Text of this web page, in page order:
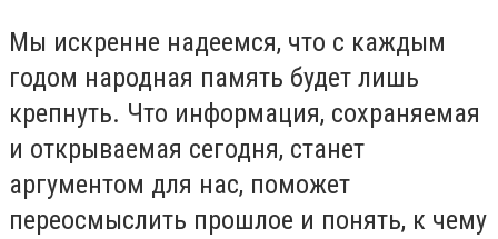
Мы искренне надеемся, что с каждым
годом народная память будет лишь
крепнуть. Что информация, сохраняемая
и открываемая сегодня, станет
аргументом для нас, поможет
переосмыслить прошлое и понять, к чему